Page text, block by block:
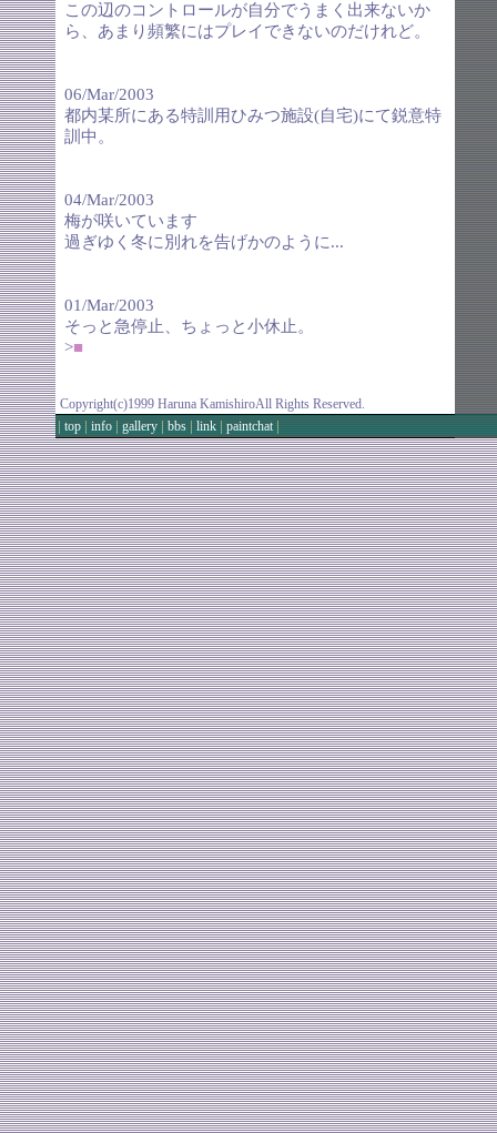
この辺のコントロールが自分でうまく出来ないか
ら、あまり頻繁にはプレイできないのだけれど。
06/Mar/2003
都内某所にある特訓用ひみつ施設(自宅)にて鋭意特
訓中。
04/Mar/2003
梅が咲いています
過ぎゆく冬に別れを告げかのように...
01/Mar/2003
そっと急停止、ちょっと小休止。
>■
Copyright(c)1999 Haruna KamishiroAll Rights Reserved.
|top|info|gallery|bbs|link|paintchat|